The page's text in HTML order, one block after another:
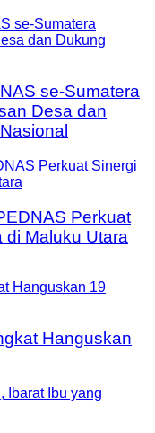
se-Sumatera
Desa dan
Perkuat
di Maluku Utara
Hanguskan